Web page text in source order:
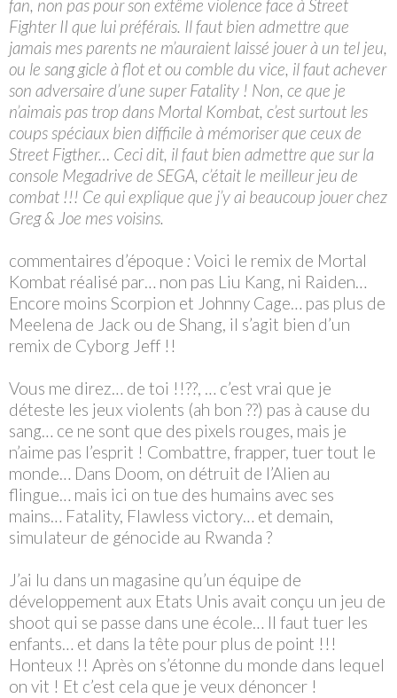
fan, non pas pour son extême violence face à Street
Fighter II que lui préférais. Il faut bien admettre que
jamais mes parents ne m’auraient laissé jouer à un tel jeu,
ou le sang gicle à flot et ou comble du vice, il faut achever
son adversaire d’une super Fatality ! Non, ce que je
n’aimais pas trop dans Mortal Kombat, c’est surtout les
coups spéciaux bien difficile à mémoriser que ceux de
Street Figther… Ceci dit, il faut bien admettre que sur la
console Megadrive de SEGA, c’était le meilleur jeu de
combat !!! Ce qui explique que j’y ai beaucoup jouer chez
Greg & Joe mes voisins.
commentaires d’époque : Voici le remix de Mortal
Kombat réalisé par… non pas Liu Kang, ni Raiden…
Encore moins Scorpion et Johnny Cage… pas plus de
Meelena de Jack ou de Shang, il s’agit bien d’un
remix de Cyborg Jeff !!
Vous me direz… de toi !!??, … c’est vrai que je
déteste les jeux violents (ah bon ??) pas à cause du
sang… ce ne sont que des pixels rouges, mais je
n’aime pas l’esprit ! Combattre, frapper, tuer tout le
monde… Dans Doom, on détruit de l’Alien au
flingue… mais ici on tue des humains avec ses
mains… Fatality, Flawless victory… et demain,
simulateur de génocide au Rwanda ?
J’ai lu dans un magasine qu’un équipe de
développement aux Etats Unis avait conçu un jeu de
shoot qui se passe dans une école… Il faut tuer les
enfants… et dans la tête pour plus de point !!!
Honteux !! Après on s’étonne du monde dans lequel
on vit ! Et c’est cela que je veux dénoncer !